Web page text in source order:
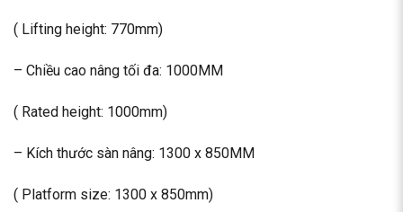
( Lifting height: 770mm)
– Chiều cao nâng tối đa: 1000MM
( Rated height: 1000mm)
– Kích thước sàn nâng: 1300 x 850MM
( Platform size: 1300 x 850mm)